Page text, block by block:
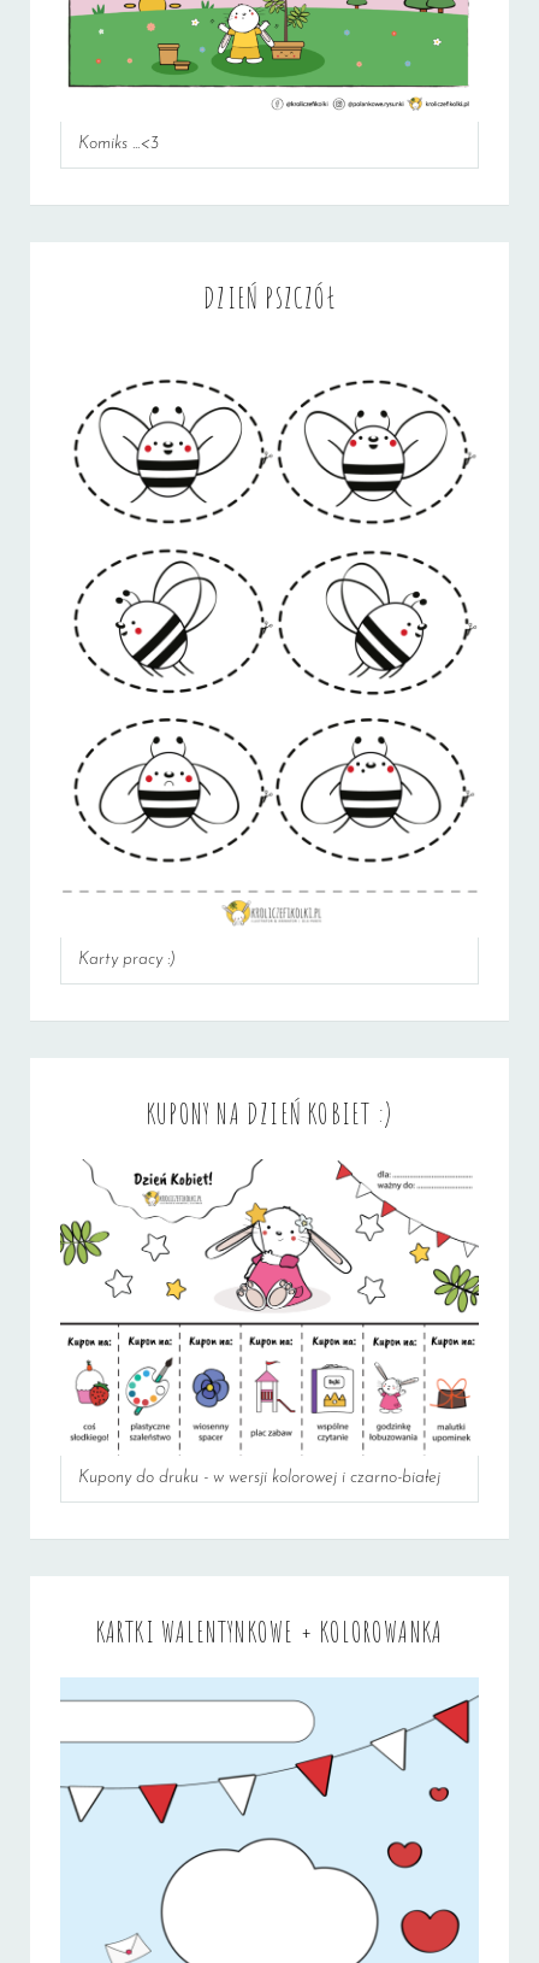
Komiks ...<3
DZIEŃ PSZCZÓŁ
Karty pracy :)
KUPONY NA DZIEŃ KOBIET :)
Kupony do druku - w wersji kolorowej i czarno-białej
KARTKI WALENTYNKOWE + KOLOROWANKA